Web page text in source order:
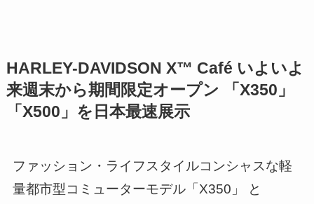
HARLEY-DAVIDSON X™ Café いよいよ
来週末から期間限定オープン 「X350」
「X500」を日本最速展示
ファッション・ライフスタイルコンシャスな軽
量都市型コミューターモデル「X350」 と